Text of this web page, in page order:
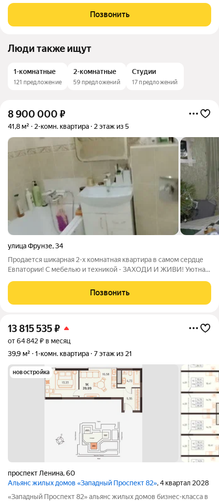
городской среды и курортного образа жизни: здесь можно
работать, развиваться и отдыхать,
Позвонить
Люди также ищут
1-комнатные
121 предложение
2-комнатные
59 предложений
Студии
17 предложений
8 900 000 ₽
41,8 м² 2-комн. квартира 2 этаж из 5
улица Фрунзе,34
Продается шикарная 2-х комнатная квартира в самом сердце
Евпатории! С мебелью и техникой - ЗАХОДИ И ЖИВИ! Уютная
Стены утеплены с улицы и снаружи. Установлены
стеклопакеты - двойные, дерево. На
Позвонить
13 815 535₽
от 64 842 ₽ в месяц
39,9 м²
1-комн. квартира 7 этаж из 21
новостройка
проспект Ленина,60
Альянс жилых домов «Западный Проспект 82», 4 квартал 2028
«Западный Проспект 82» альянс жилых домов бизнес-класса в